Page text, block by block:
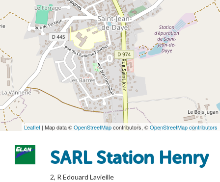
Leaflet | Map data ©OpenStreetMapcontributors, ©OpenStreetMap contributors
SARL Station Henry
2, R Edouard Lavieille